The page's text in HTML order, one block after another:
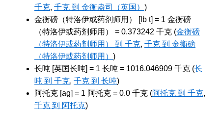
千克, 千克 到 金衡盎司（英国） )
金衡磅（特洛伊或药剂师用） [lb t] = 1 金衡磅
（特洛伊或药剂师用） = 0.373242 千克 (金衡磅
（特洛伊或药剂师用） 到 千克, 千克 到 金衡磅
（特洛伊或药剂师用） )
长吨 [英国长吨] = 1 长吨 = 1016.046909 千克 (长
吨 到 千克, 千克 到 长吨)
阿托克 [ag] = 1 阿托克 = 0.0 千克 (阿托克 到 千克,
千克 到 阿托克)